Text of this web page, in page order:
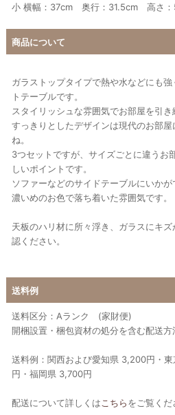
小 横幅：37cm 奥行：31.5cm 高さ
商品について
ガラストップタイプで熱や水などにも
トテーブルです。
スタイリッシュな雰囲気でお部屋を引き
すっきりとしたデザインは現代のお部
ね。
3つセットですが、サイズごとに違うお
しいポイントです。
ソファーなどのサイドテーブルにいかが
濃いめのお色で落ち着いた雰囲気です。
天板のハリ材に所々浮き、ガラスにキ
認ください。
送料例
送料区分：Aランク (家財便)
開梱設置・梱包資材の処分を含む配送方
送料例：関西および愛知県 3,200円・
円・福岡県 3,700円
配送について詳しくは こちらをご覧くだ